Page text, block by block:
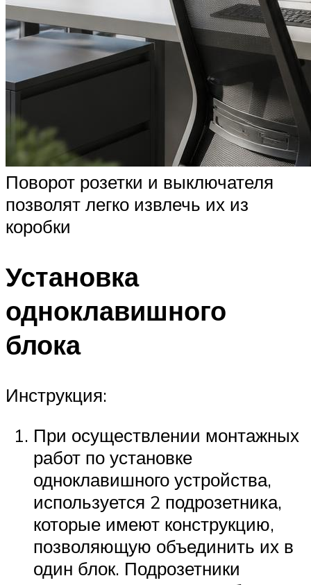
Поворот розетки и выключателя
позволят легко извлечь их из
коробки
Установка
одноклавишного
блока
Инструкция:
При осуществлении монтажных
работ по установке
одноклавишного устройства,
используется 2 подрозетника,
которые имеют конструкцию,
позволяющую объединить их в
один блок. Подрозетники